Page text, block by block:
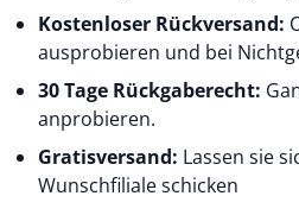
Kostenloser Rückversand:
ausprobieren und bei
30 Tage Rückgaberecht:
anprobieren.
Gratisversand: Lassen sie
Wunschfiliale schicken